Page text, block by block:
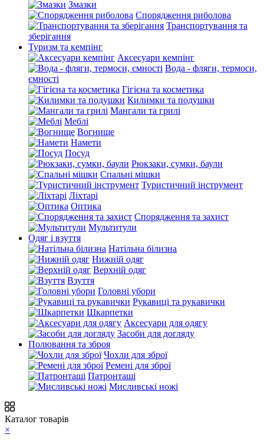
Змазки
Спорядження риболова
Транспортування та
зберігання
Туризм та кемпінг
Аксесуари кемпінг
Вода - фляги, термоси,
ємності
Гігієна та косметика
Килимки та подушки
Мангали та грилі
Меблі
Вогнище
Намети
Посуд
Рюкзаки, сумки, баули
Спальні мішки
Туристичний інструмент
Ліхтарі
Оптика
Спорядження та захист
Мультитули
Одяг і взуття
Натільна білизна
Нижній одяг
Верхній одяг
Взуття
Головні убори
Рукавиці та рукавички
Шкарпетки
Аксесуари для одягу
Засоби для догляду
Полювання та зброя
Чохли для зброї
Ремені для зброї
Патронташі
Мисливські ножі
Каталог товарів
×